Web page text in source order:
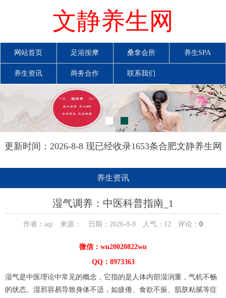
文静养生网
网站首页 足浴按摩 桑拿会所 养生SPA
养生资讯 商务合作 联系我们
更新时间：2026-8-8 现已经收录1653条合肥文静养生网
养生资讯
湿气调养：中医科普指南_1
作者：aqi 来源： 日期：2026-8-8 人气： 12 评论： 0
微信：wu20020822wu
QQ：8973363
湿气是中医理论中常见的概念，它指的是人体内部湿润重，气机不畅
的状态。湿邪容易导致身体不适，如疲倦、食欲不振、肌肤粘腻等症